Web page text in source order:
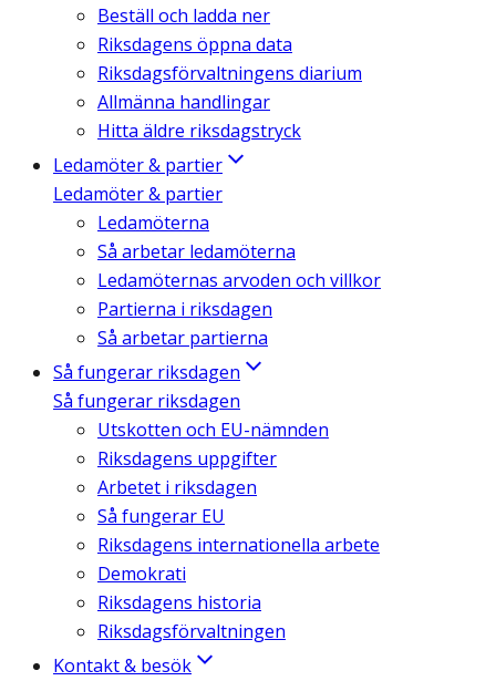
Beställ och ladda ner
Riksdagens öppna data
Riksdagsförvaltningens diarium
Allmänna handlingar
Hitta äldre riksdagstryck
Ledamöter & partier
Ledamöter & partier
Ledamöterna
Så arbetar ledamöterna
Ledamöternas arvoden och villkor
Partierna i riksdagen
Så arbetar partierna
Så fungerar riksdagen
Så fungerar riksdagen
Utskotten och EU-nämnden
Riksdagens uppgifter
Arbetet i riksdagen
Så fungerar EU
Riksdagens internationella arbete
Demokrati
Riksdagens historia
Riksdagsförvaltningen
Kontakt & besök